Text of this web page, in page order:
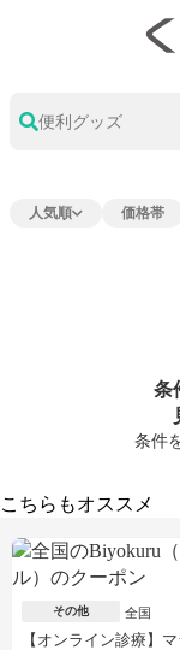
便利グッズ
人気順 価格帯
条
条件
こちらもオススメ
その他 全国
【オンライン診療】